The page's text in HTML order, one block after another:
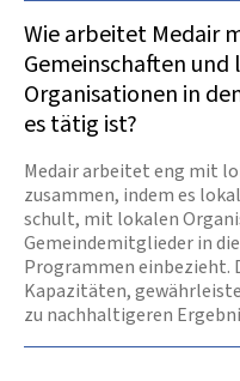
Wie arbeitet Medair
Gemeinschaften und
Organisationen in
es tätig ist?
Medair arbeitet eng mit
zusammen, indem es
schult, mit lokalen
Gemeindemitglieder in
Programmen einbezieht.
Kapazitäten,
zu nachhaltigeren